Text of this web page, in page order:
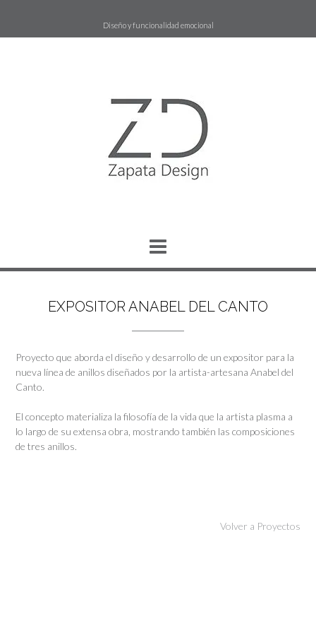
contenido
Diseño y funcionalidad emocional
EXPOSITOR ANABEL DEL CANTO
Proyecto que aborda el diseño y desarrollo de un expositor para la
nueva línea de anillos diseñados por la artista-artesana Anabel del
Canto.
El concepto materializa la filosofía de la vida que la artista plasma a
lo largo de su extensa obra, mostrando también las composiciones
de tres anillos.
Volver a Proyectos